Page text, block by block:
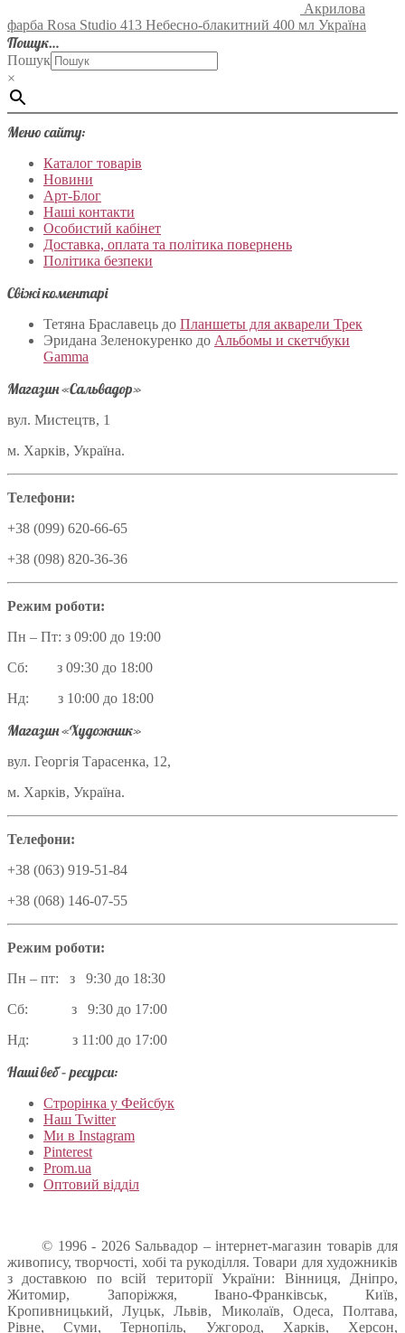
Акрилова
фарба Rosa Studio 413 Небесно-блакитний 400 мл Україна
Пошук…
Пошук
×
Меню сайту:
Каталог товарів
Новини
Арт-Блог
Наші контакти
Особистий кабінет
Доставка, оплата та політика повернень
Політика безпеки
Свіжі коментарі
Тетяна Браславець до Планшеты для акварели Трек
Эридана Зеленокуренко до Альбомы и скетчбуки
Gamma
Магазин «Сальвадор»
вул. Мистецтв, 1
м. Харків, Україна.
Телефони:
+38 (099) 620-66-65
+38 (098) 820-36-36
Режим роботи:
Пн – Пт: з 09:00 до 19:00
Сб: з 09:30 до 18:00
Нд: з 10:00 до 18:00
Магазин «Художник»
вул. Георгія Тарасенка, 12,
м. Харків, Україна.
Телефони:
+38 (063) 919-51-84
+38 (068) 146-07-55
Режим роботи:
Пн – пт: з 9:30 до 18:30
Сб: з 9:30 до 17:00
Нд: з 11:00 до 17:00
Наші веб – ресурси:
Строрінка у Фейсбук
Наш Twitter
Ми в Instagram
Pinterest
Prom.ua
Оптовий відділ
© 1996 - 2026 Sальвадор – інтернет-магазин товарів для
живопису, творчості, хобі та рукоділля. Товари для художників
з доставкою по всій території України: Вінниця, Дніпро,
Житомир, Запоріжжя, Івано-Франківськ, Київ,
Кропивницький, Луцьк, Львів, Миколаїв, Одеса, Полтава,
Рівне, Суми, Тернопіль, Ужгород, Харків, Херсон,